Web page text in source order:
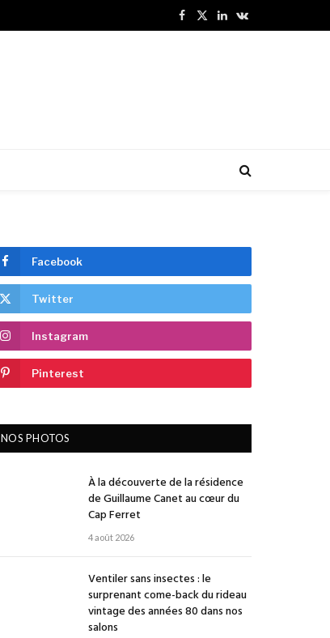
Facebook
X
LinkedInVKontakte
Facebook
Twitter
Instagram
Pinterest
NOS PHOTOS
À la découverte de la résidence
de Guillaume Canet au cœur du
Cap Ferret
4 août 2026
Ventiler sans insectes : le
surprenant come-back du rideau
vintage des années 80 dans nos
salons